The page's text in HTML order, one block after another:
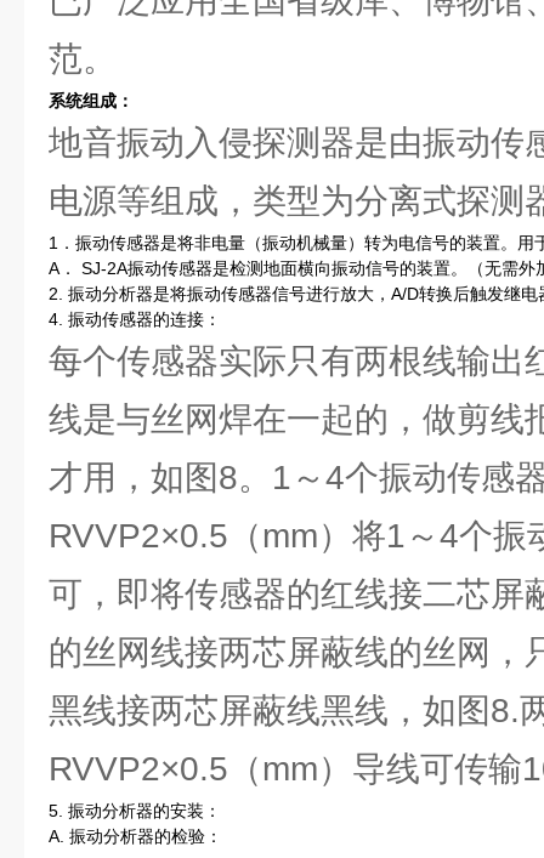
范。
系统组成：
地音振动入侵探测器是由振动传
电源等组成，类型为分离式探测
1．振动传感器是将非电量（振动机械量）转为电信号的装置。用
A． SJ-2A振动传感器是检测地面横向振动信号的装置。（无需外
2. 振动分析器是将振动传感器信号进行放大，A/D转换后触发继
4. 振动传感器的连接：
每个传感器实际只有两根线输出
线是与丝网焊在一起的，做剪线
才用，如图8。1～4个振动传感
RVVP2×0.5（mm）将1～4个振
可，即将传感器的红线接二芯屏
的丝网线接两芯屏蔽线的丝网，
黑线接两芯屏蔽线黑线，如图8.
RVVP2×0.5（mm）导线可传输
5. 振动分析器的安装：
A. 振动分析器的检验：